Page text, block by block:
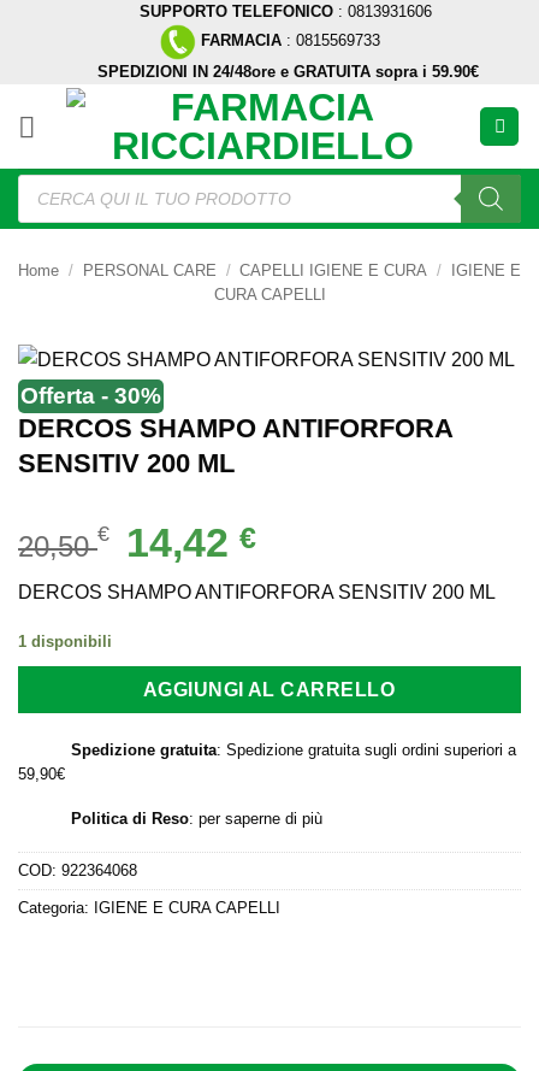
SUPPORTO TELEFONICO : 0813931606
FARMACIA : 0815569733
SPEDIZIONI IN 24/48ore e GRATUITA sopra i 59.90€
Ricerca
prodotti
Home / PERSONAL CARE / CAPELLI IGIENE E CURA /
IGIENE E
CURA CAPELLI
Offerta - 30%
DERCOS SHAMPO ANTIFORFORA
SENSITIV 200 ML
20,50€
Il
prezzo
originale
14,42€Il
attuale
DERCOS SHAMPO ANTIFORFORA SENSITIV 200 ML
1 disponibili
AGGIUNGI AL CARRELLO
Spedizione gratuita: Spedizione gratuita sugli ordini superiori a
59,90€
Politica di Reso: per saperne di più
COD: 922364068
Categoria: IGIENE E CURA CAPELLI